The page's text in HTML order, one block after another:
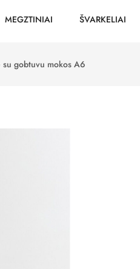
MEGZTINIAI ŠVARKELIAI
su gobtuvu mokos A6